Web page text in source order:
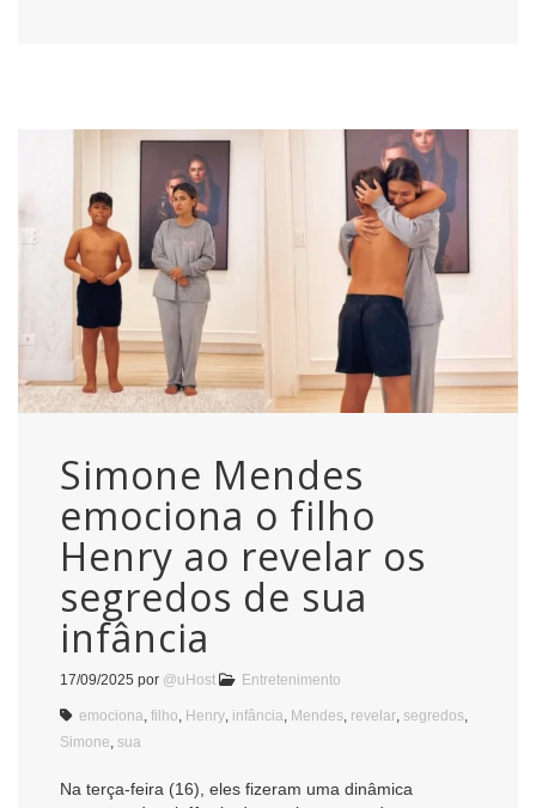
Simone Mendes
emociona o filho
Henry ao revelar os
segredos de sua
infância
17/09/2025 por @uHost Entretenimento
emociona filho Henry infância Mendes revelar segredos
Simone sua
Na terça-feira (16), eles fizeram uma dinâmica